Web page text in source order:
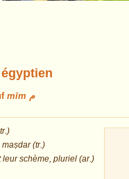
égyptien
mīm م
maṣdar (tr.)
leur schème, pluriel (ar.)